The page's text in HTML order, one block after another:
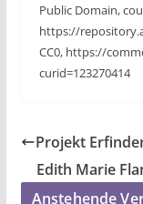
Public Domain,
https://
CC0, https://
curid=123270414
Projekt
Edith Marie
Anstehende